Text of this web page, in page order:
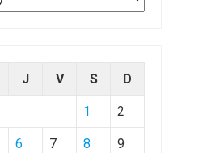
J V S D
1 2
6 7 8 9